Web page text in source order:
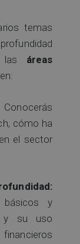
temas
las áreas
Conocerás
cómo ha
el sector
básicos y
y su uso